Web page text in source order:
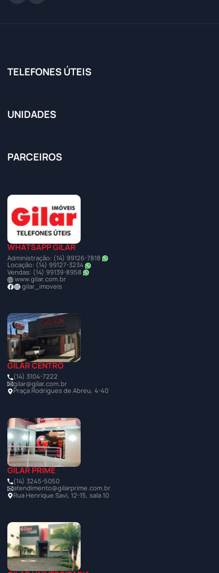
TELEFONES ÚTEIS
UNIDADES
PARCEIROS
WHATSAPP GILAR
Administração: (14) 99126-7818
Locação: (14) 99127-3234
Vendas: (14) 99139-8958
www.gilar.com.br
gilar_imoveis
GILAR CENTRO
(14) 3104-7222
gilar@gilar.com.br
Praça Rodrigues de Abreu, 4-40
GILAR PRIME
(14) 3245-5050
atendimento@gilarprime.com.br
Rua Henrique Savi, 12-15, sala 10